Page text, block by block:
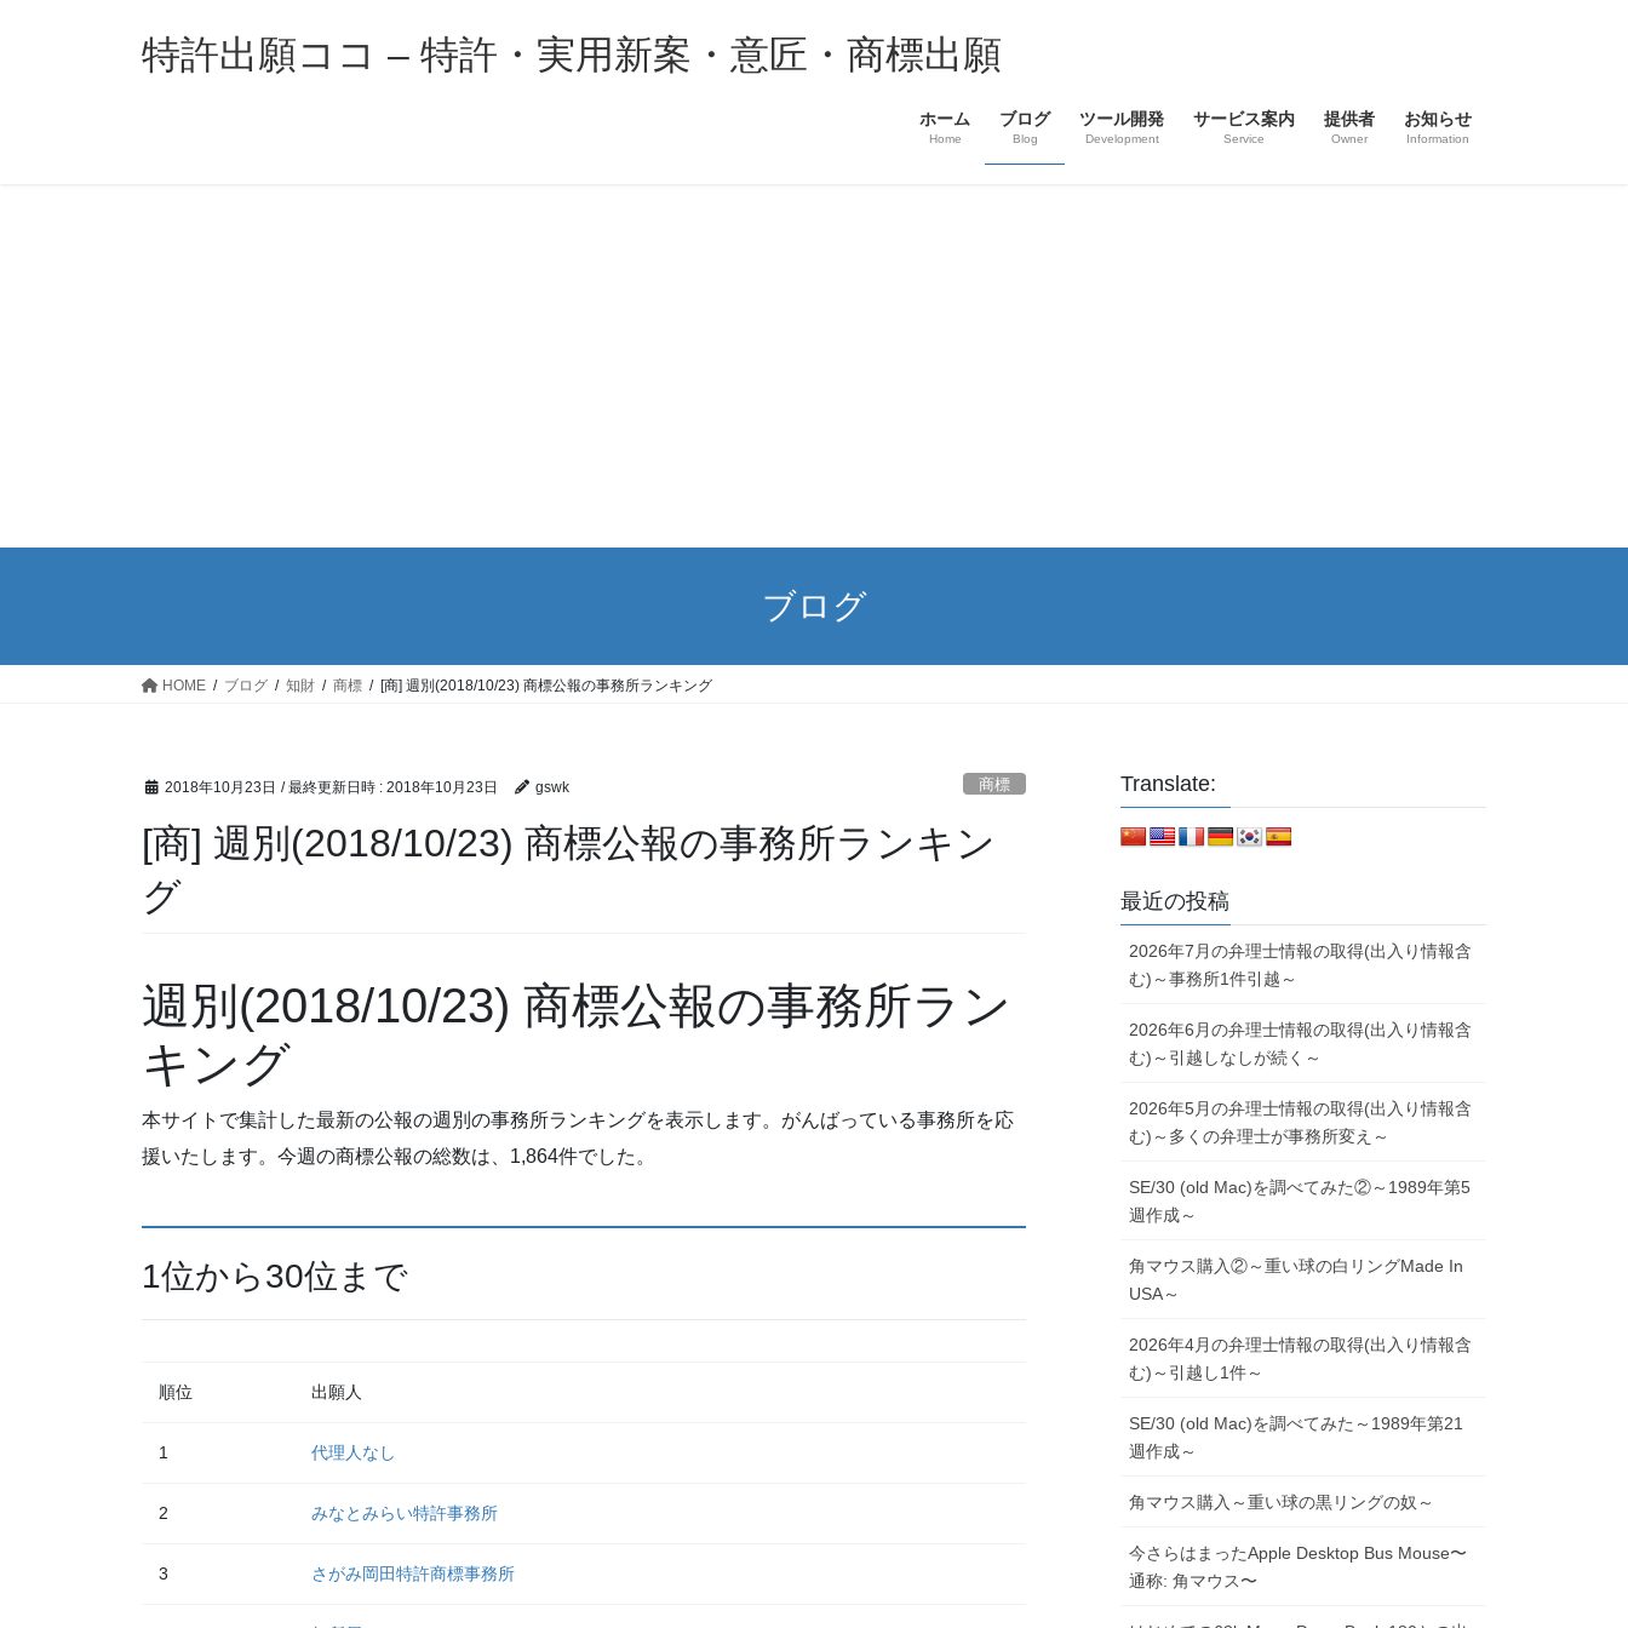
特許出願ココ – 特許・実用新案・意匠・商標出願
ホーム
Home
ブログ
Blog
ツール開発
Development
サービス案内
Service
提供者
Owner
お知らせ
Information
ブログ
HOME ブログ 知財 商標 [商] 週別(2018/10/23) 商標公報の事務所ランキング
2018年10月23日 / 最終更新日時 : 2018年10月23日 gswk 商標
[商] 週別(2018/10/23) 商標公報の事務所ランキン
グ
週別(2018/10/23) 商標公報の事務所ラン
キング
本サイトで集計した最新の公報の週別の事務所ランキングを表示します。がんばっている事務所を応
援いたします。今週の商標公報の総数は、1,864件でした。
1位から30位まで
順位 出願人
1 代理人なし
2 みなとみらい特許事務所
3 さがみ岡田特許商標事務所
Translate:
最近の投稿
2026年7月の弁理士情報の取得(出入り情報含
む)～事務所1件引越～
2026年6月の弁理士情報の取得(出入り情報含
む)～引越しなしが続く～
2026年5月の弁理士情報の取得(出入り情報含
む)～多くの弁理士が事務所変え～
SE/30 (old Mac)を調べてみた②～1989年第5
週作成～
角マウス購入②～重い球の白リングMade In
USA～
2026年4月の弁理士情報の取得(出入り情報含
む)～引越し1件～
SE/30 (old Mac)を調べてみた～1989年第21
週作成～
角マウス購入～重い球の黒リングの奴～
今さらはまったApple Desktop Bus Mouse〜
通称: 角マウス〜